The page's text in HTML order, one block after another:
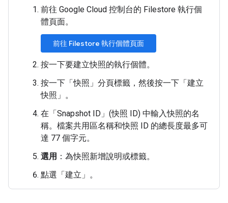
前往 Google Cloud 控制台的 Filestore 執行個
體頁面。
前往 Filestore 執行個體頁面
按一下要建立快照的執行個體。
按一下「快照」 分頁標籤，然後按一下「建立
快照」 。
在「Snapshot ID」(快照 ID) 中輸入快照的名
稱。檔案共用區名稱和快照 ID 的總長度最多可
達 77 個字元。
選用 ：為快照新增說明或標籤。
點選「建立」 。